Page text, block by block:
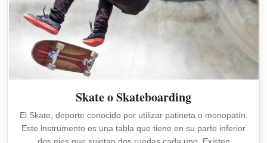
Skate o Skateboarding
El Skate, deporte conocido por utilizar patineta o monopatín.
Este instrumento es una tabla que tiene en su parte inferior